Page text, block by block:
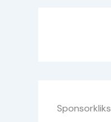
Sponsorkliks